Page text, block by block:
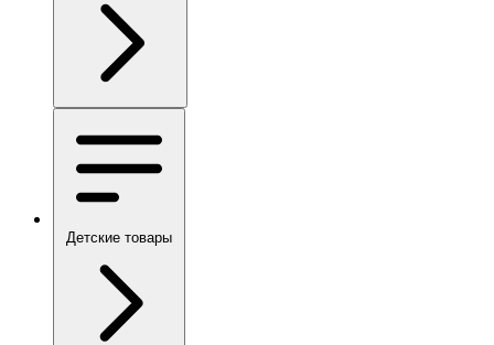
Детские товары